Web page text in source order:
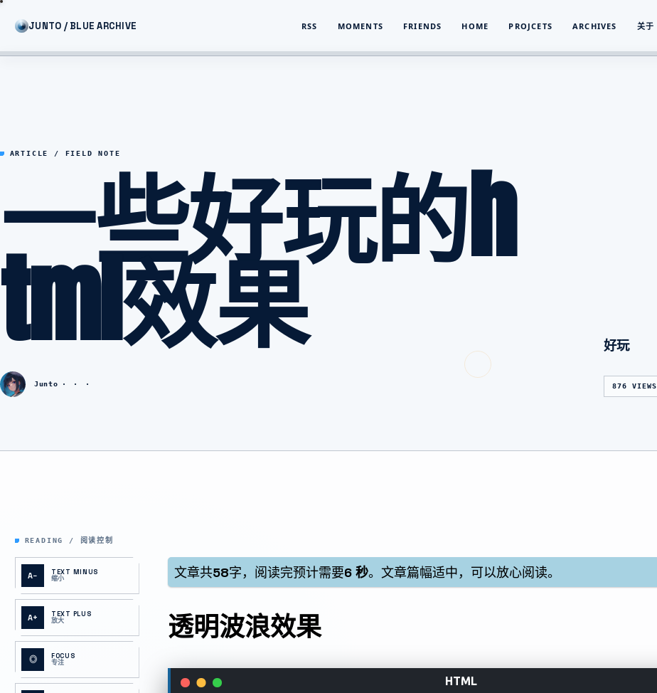
JUNTO / BLUE ARCHIVE RSS MOMENTS FRIENDS HOME PROJCETS ARCHIVES 关于
ARTICLE / FIELD NOTE
一些好玩的h
tml效果
Junto
好玩
876 VIEWS
READING / 阅读控制
A− TEXT MINUS
缩小
A+ TEXT PLUS
放大
◎ FOCUS
专注
文章共58字，阅读完预计需要6 秒。文章篇幅适中，可以放心阅读。
透明波浪效果